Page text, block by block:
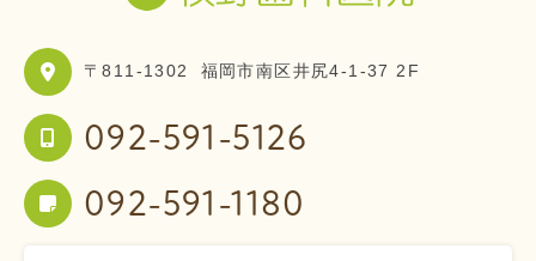
〒811-1302 福岡市南区井尻4-1-37 2F
092-591-5126
092-591-1180